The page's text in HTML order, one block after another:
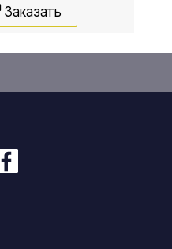
Заказать